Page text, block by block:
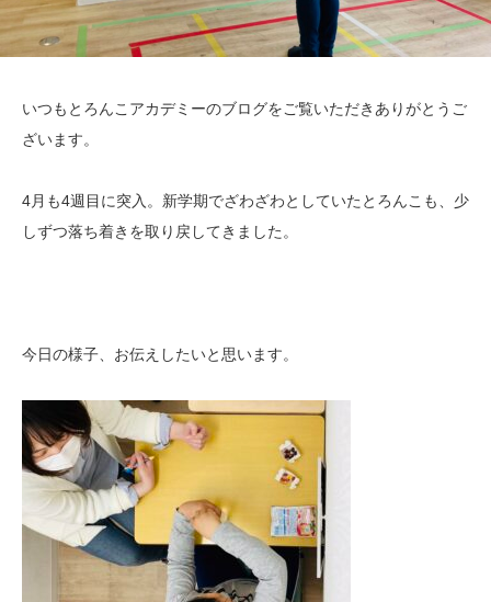
いつもとろんこアカデミーのブログをご覧いただきありがとうご
ざいます。
4月も4週目に突入。新学期でざわざわとしていたとろんこも、少
しずつ落ち着きを取り戻してきました。
今日の様子、お伝えしたいと思います。